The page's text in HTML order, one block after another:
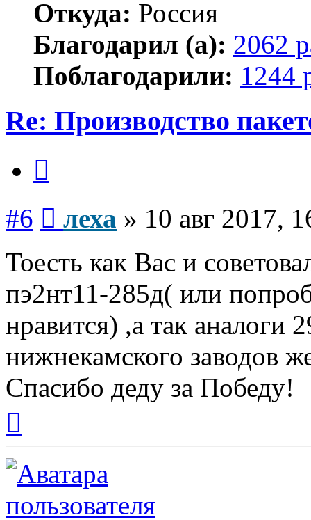
Откуда: Россия
Благодарил (а): 2062
Поблагодарили: 1244
Re: Производство
#6 леха » 10 авг 2017,
Тоесть как Вас и
пэ2нт11-285д( или
нравится) ,а так аналоги
нижнекамского заводов
Спасибо деду за Победу!
началу